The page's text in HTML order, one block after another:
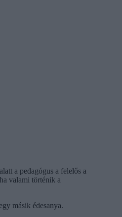
a pedagógus a felelős a
valami történik a
másik édesanya.